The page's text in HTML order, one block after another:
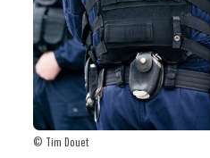
© Tim Douet